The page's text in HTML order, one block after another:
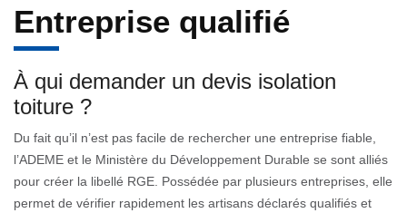
Entreprise qualifié
À qui demander un devis isolation
toiture ?
Du fait qu’il n’est pas facile de rechercher une entreprise fiable,
l’ADEME et le Ministère du Développement Durable se sont alliés
pour créer la libellé RGE. Possédée par plusieurs entreprises, elle
permet de vérifier rapidement les artisans déclarés qualifiés et